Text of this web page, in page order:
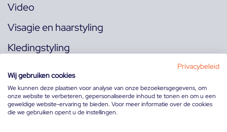
Video
Visagie en haarstyling
Kledingstyling
Volg ons op:
Privacybeleid
Wij gebruiken cookies
We kunnen deze plaatsen voor analyse van onze bezoekersgegevens, om
onze website te verbeteren, gepersonaliseerde inhoud te tonen en om u een
geweldige website-ervaring te bieden. Voor meer informatie over de cookies
die we gebruiken opent u de instellingen.